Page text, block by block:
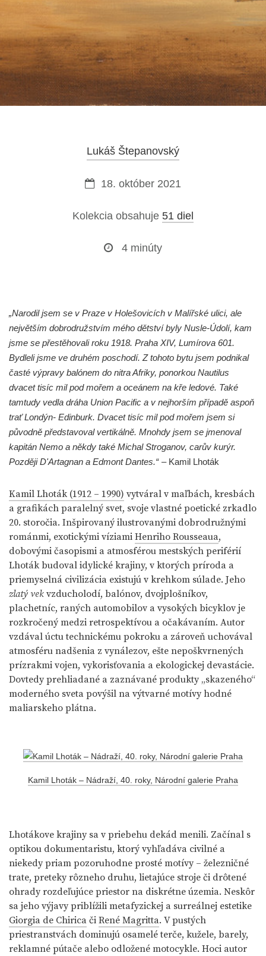
Lukáš Štepanovský
18. október 2021
Kolekcia obsahuje 51 diel
4 minúty
„Narodil jsem se v Praze v Holešovicích v Malířské ulici, ale
největším dobrodružstvím mého dětství byly Nusle-Údolí, kam
jsme se přestěhovali roku 1918. Praha XIV, Lumírova 601.
Bydleli jsme ve druhém poschodí. Z tohoto bytu jsem podnikal
časté výpravy balónem do nitra Afriky, ponorkou Nautilus
dvacet tisíc mil pod mořem a oceánem na kře ledové. Také
tamtudy vedla dráha Union Pacific a v nejhorším případě aspoň
trať Londýn- Edinburk. Dvacet tisíc mil pod mořem jsem si
původně představoval vertikálně. Mnohdy jsem se jmenoval
kapitán Nemo a někdy také Michal Stroganov, carův kurýr.
Později D'Artagnan a Edmont Dantes.“ – Kamil Lhoták
Kamil Lhoták (1912 – 1990) vytváral v maľbách, kresbách
a grafikách paralelný svet, svoje vlastné poetické zrkadlo
20. storočia. Inšpirovaný ilustrovanými dobrodružnými
románmi, exotickými víziami Henriho Rousseaua,
dobovými časopismi a atmosférou mestských periférií
Lhoták budoval idylické krajiny, v ktorých príroda a
priemyselná civilizácia existujú v krehkom súlade. Jeho
zlatý vek vzducholodí, balónov, dvojplošníkov,
plachetníc, raných automobilov a vysokých bicyklov je
rozkročený medzi retrospektívou a očakávaním. Autor
vzdával úctu technickému pokroku a zároveň uchovával
atmosféru nadšenia z vynálezov, ešte nepoškvrnených
prízrakmi vojen, vykorisťovania a ekologickej devastácie.
Dovtedy prehliadané a zaznávané produkty „skazeného“
moderného sveta povýšil na výtvarné motívy hodné
maliarskeho plátna.
Kamil Lhoták – Nádraží, 40. roky, Národní galerie Praha
Lhotákove krajiny sa v priebehu dekád menili. Začínal s
optikou dokumentaristu, ktorý vyhľadáva civilné a
niekedy priam pozoruhodne prosté motívy – železničné
trate, preteky rôzneho druhu, lietajúce stroje či drôtené
ohrady rozdeľujúce priestor na diskrétne územia. Neskôr
sa jeho výjavy priblížili metafyzickej a surreálnej estetike
Giorgia de Chirica či René Magritta. V pustých
priestranstvách dominujú osamelé terče, kužele, barely,
reklamné pútače alebo odložené motocykle. Hoci autor